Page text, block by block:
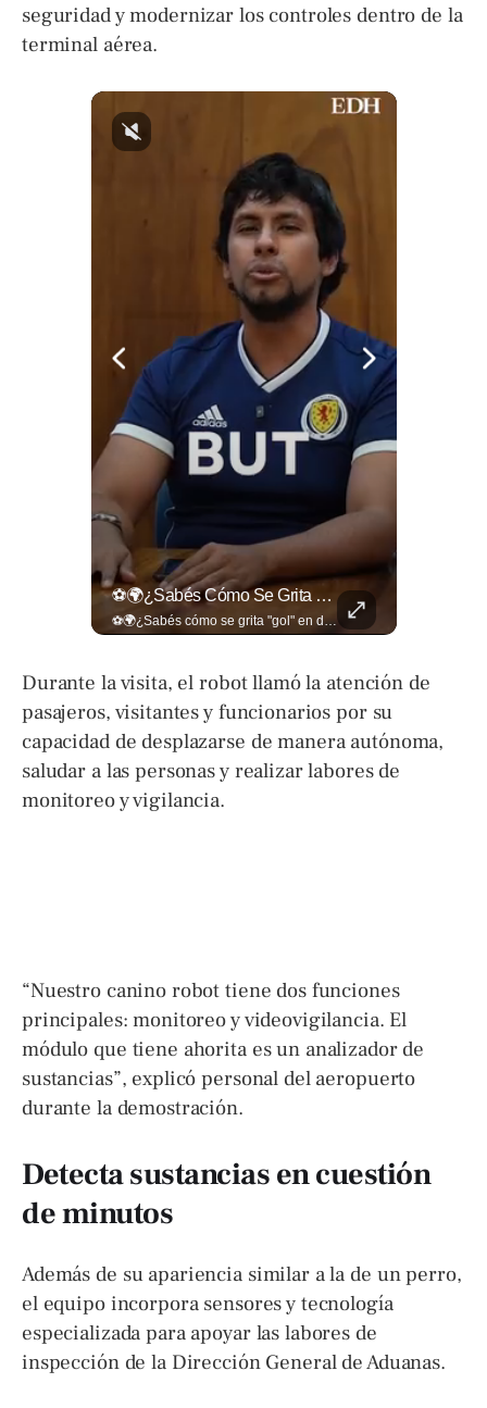
seguridad y modernizar los controles dentro de la
terminal aérea.
⚽🌍¿Sabés Cómo Se Grita "gol" En Distintos Rincones Del Mundo?
⚽🌍¿Sabés cómo se grita "gol" en distintos rincones del mundo? Descubrí cómo celebran la palabra más emocionante del fútbol en los países que disputan el Mundial 2026. Encuentra más en ➡️ eldiariodehoy.com #Deportes #Mundial2026
Durante la visita, el robot llamó la atención de
pasajeros, visitantes y funcionarios por su
capacidad de desplazarse de manera autónoma,
saludar a las personas y realizar labores de
monitoreo y vigilancia.
“Nuestro canino robot tiene dos funciones
principales: monitoreo y videovigilancia. El
módulo que tiene ahorita es un analizador de
sustancias”, explicó personal del aeropuerto
durante la demostración.
Detecta sustancias en cuestión
de minutos
Además de su apariencia similar a la de un perro,
el equipo incorpora sensores y tecnología
especializada para apoyar las labores de
inspección de la Dirección General de Aduanas.